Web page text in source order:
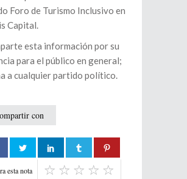
Foro de Turismo Inclusivo en
Capital.
esta información por su
para el público en general;
a cualquier partido político.
con
esta nota